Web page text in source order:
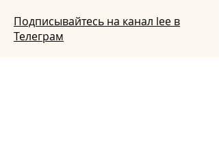
Подписывайтесь на канал lee в
Телеграм